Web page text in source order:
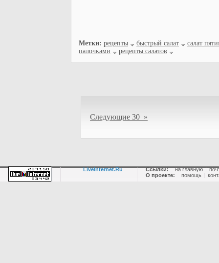
Метки: рецепты быстрый салат
салат
палочками
рецепты салатов
Следующие 30 »
LiveInternet.Ru Ссылки: на главную |
О проекте:
помощь